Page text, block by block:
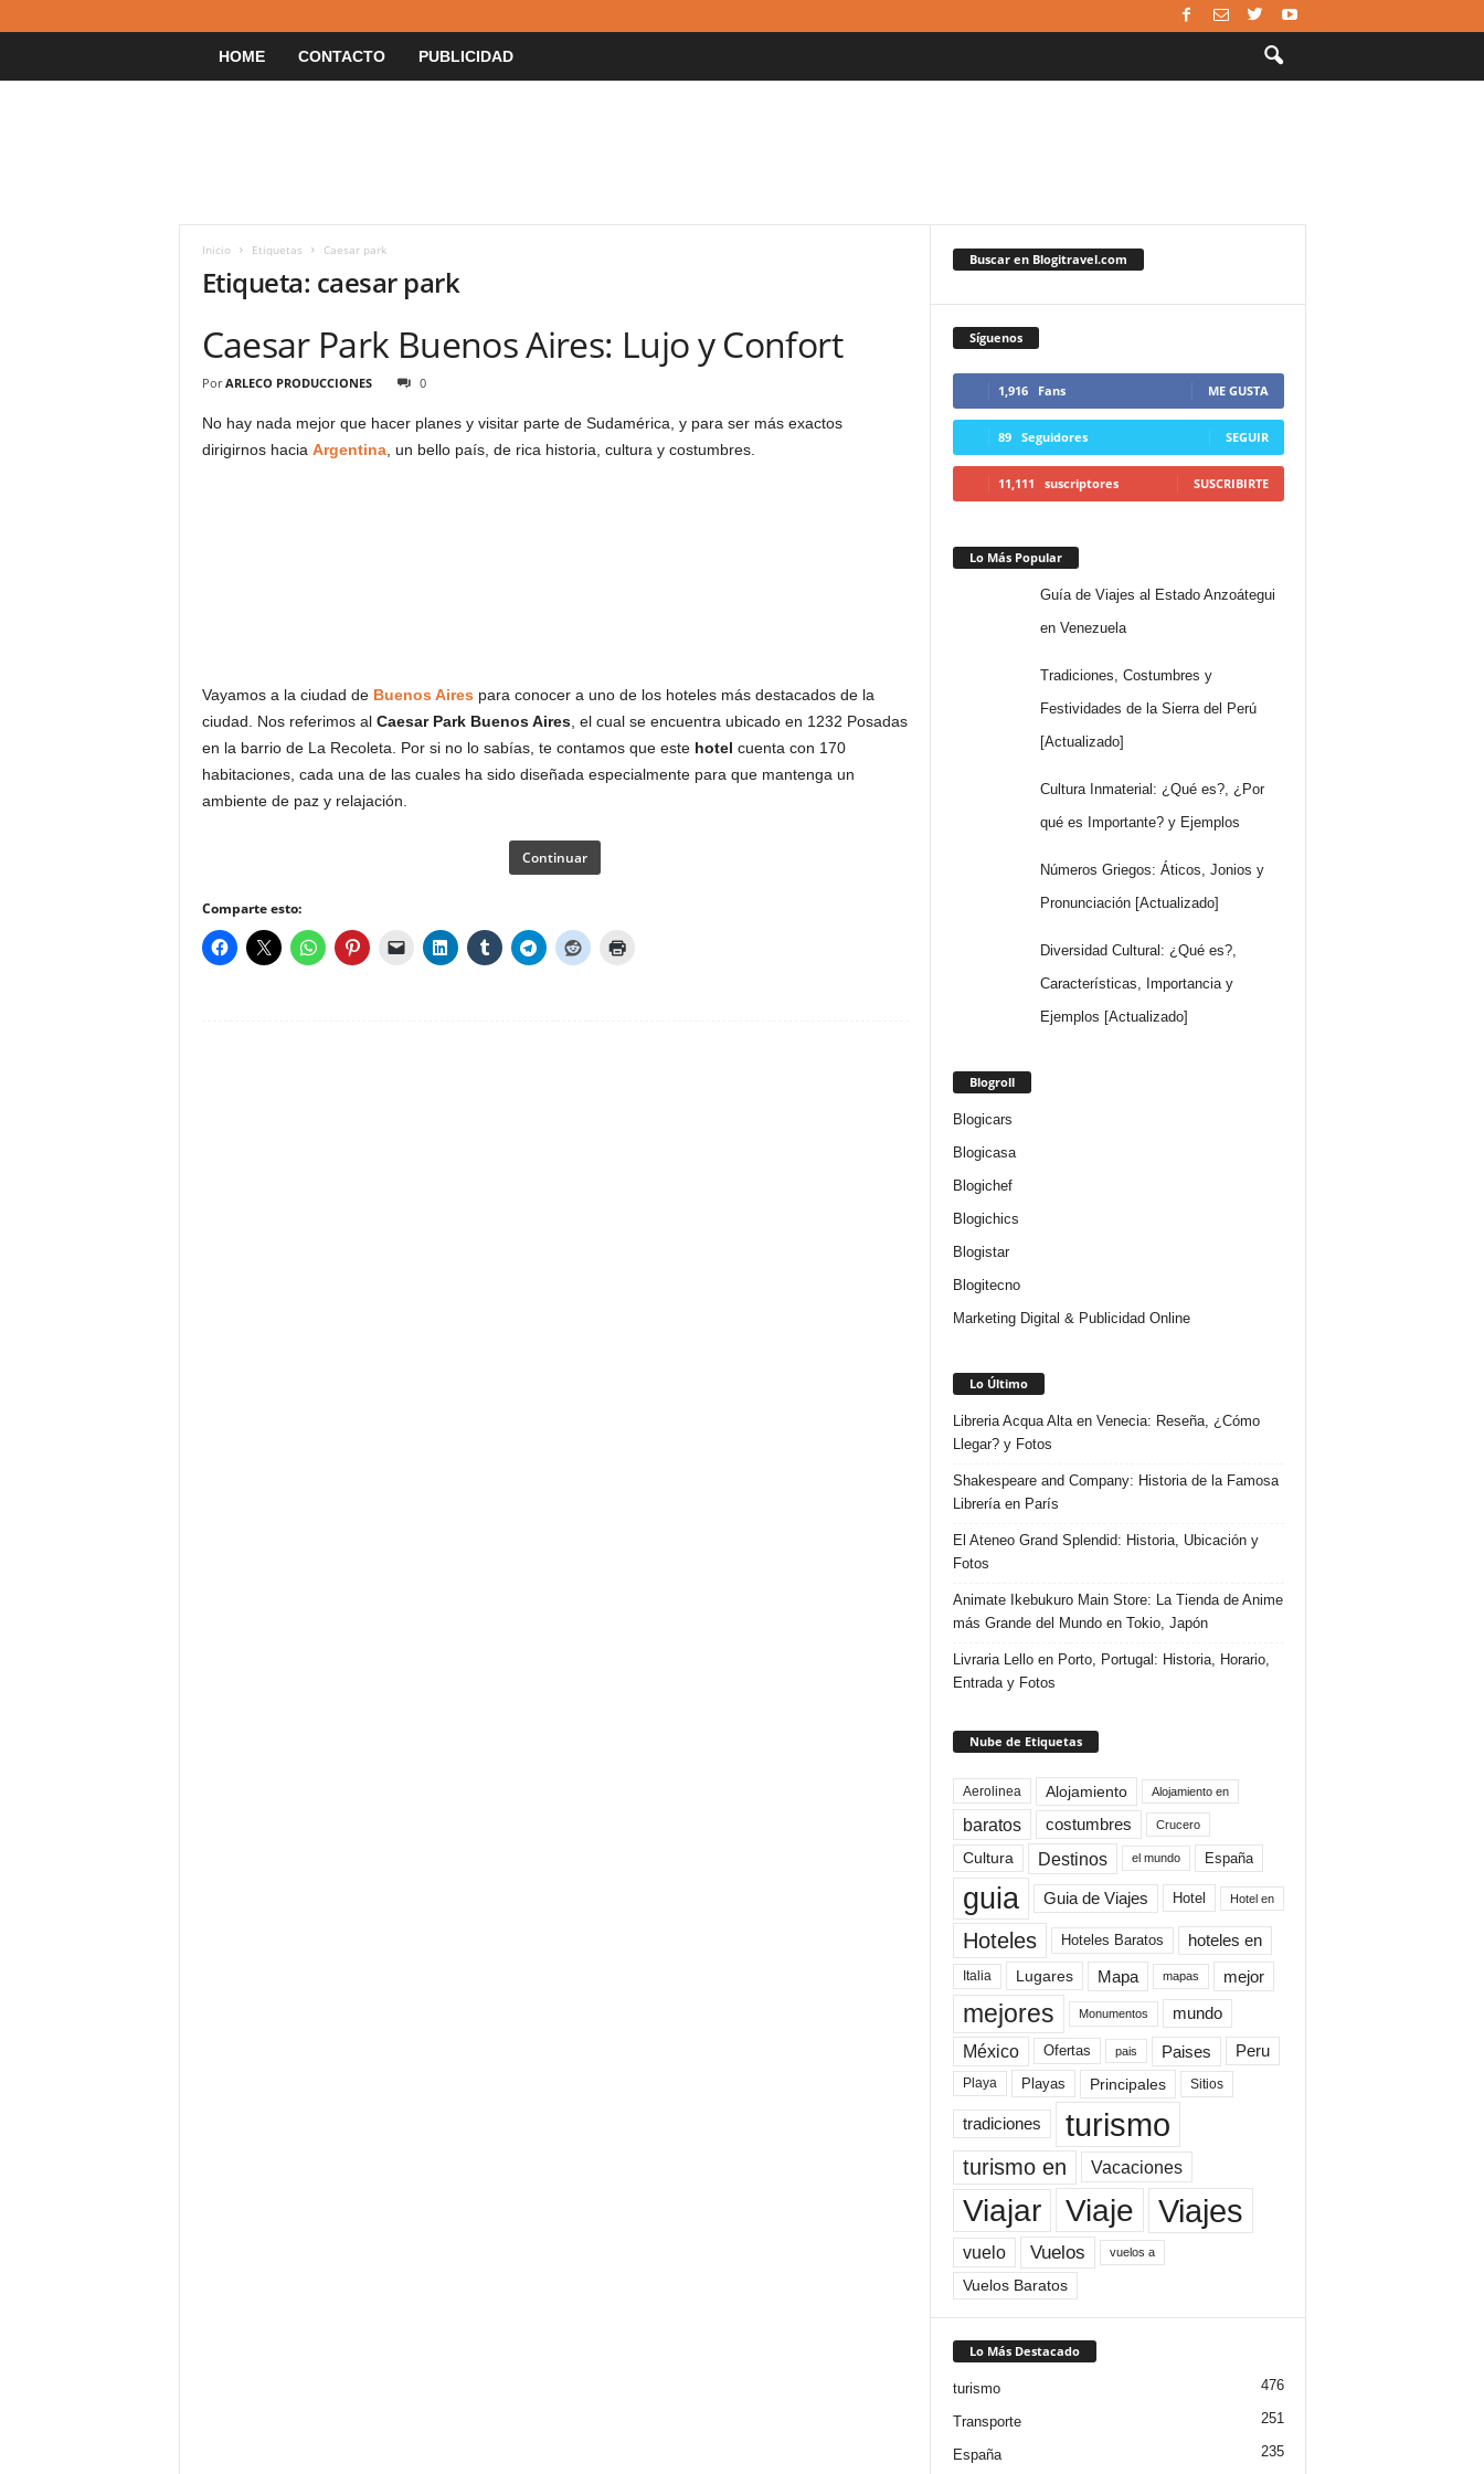
HOME CONTACTO PUBLICIDAD
Inicio Etiquetas Caesar park
Etiqueta: caesar park
Caesar Park Buenos Aires: Lujo y Confort
Por ARLECO PRODUCCIONES 0
No hay nada mejor que hacer planes y visitar parte de Sudamérica, y para ser más exactos
dirigirnos hacia Argentina, un bello país, de rica historia, cultura y costumbres.
Vayamos a la ciudad de Buenos Aires para conocer a uno de los hoteles más destacados de la
ciudad. Nos referimos al Caesar Park Buenos Aires, el cual se encuentra ubicado en 1232 Posadas
en la barrio de La Recoleta. Por si no lo sabías, te contamos que este hotel cuenta con 170
habitaciones, cada una de las cuales ha sido diseñada especialmente para que mantenga un
ambiente de paz y relajación.
Continuar
Comparte esto:
Buscar en Blogitravel.com
Síguenos
1,916 Fans ME GUSTA
89 Seguidores SEGUIR
11,111 suscriptores SUSCRIBIRTE
Lo Más Popular
Guía de Viajes al Estado Anzoátegui
en Venezuela
Tradiciones, Costumbres y
Festividades de la Sierra del Perú
[Actualizado]
Cultura Inmaterial: ¿Qué es?, ¿Por
qué es Importante? y Ejemplos
Números Griegos: Áticos, Jonios y
Pronunciación [Actualizado]
Diversidad Cultural: ¿Qué es?,
Características, Importancia y
Ejemplos [Actualizado]
Blogroll
Blogicars
Blogicasa
Blogichef
Blogichics
Blogistar
Blogitecno
Marketing Digital & Publicidad Online
Lo Último
Libreria Acqua Alta en Venecia: Reseña, ¿Cómo
Llegar? y Fotos
Shakespeare and Company: Historia de la Famosa
Librería en París
El Ateneo Grand Splendid: Historia, Ubicación y
Fotos
Animate Ikebukuro Main Store: La Tienda de Anime
más Grande del Mundo en Tokio, Japón
Livraria Lello en Porto, Portugal: Historia, Horario,
Entrada y Fotos
Nube de Etiquetas
Aerolinea Alojamiento Alojamiento en
baratos costumbres Crucero
Cultura Destinos el mundo España
guia Guia de Viajes Hotel Hotel en
Hoteles Hoteles Baratos hoteles en
Italia Lugares Mapa mapas mejor
mejores Monumentos mundo
México Ofertas pais Paises Peru
Playa Playas Principales Sitios
tradiciones turismo
turismo en Vacaciones
Viajar Viaje Viajes
vuelo Vuelos vuelos a
Vuelos Baratos
Lo Más Destacado
turismo 476
Transporte 251
España 235